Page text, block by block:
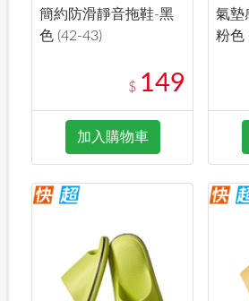
簡約防滑靜音拖鞋-黑
色 (42-43)
$ 149
加入購物車
氣墊
粉色